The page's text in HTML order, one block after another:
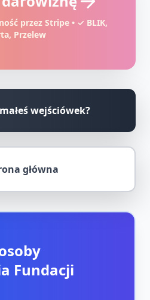
przez Stripe • ✓ BLIK,
Przelew
wejściówek?
główna
Fundacji